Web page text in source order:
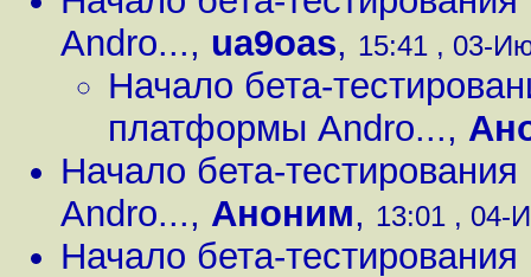
Andro..., ua9oas, 15:41 , 03-
Начало бета-
платформы Andro...,
Начало бета-
Andro..., Аноним, 13:01 , 04-
Начало бета-